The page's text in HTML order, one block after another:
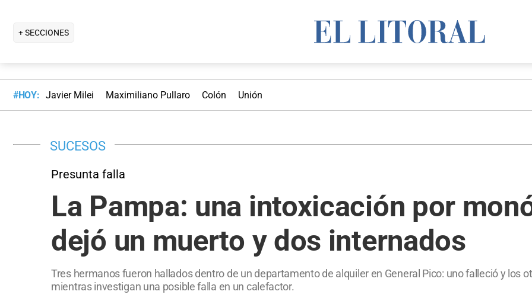
+ SECCIONES
#HOY: Javier Milei Maximiliano Pullaro Colón Unión
SUCESOS
Presunta falla
La Pampa: una intoxicación por
dejó un muerto y dos internados
Tres hermanos fueron hallados dentro de un departamento de alquiler en General Pico: uno falleció y los
mientras investigan una posible falla en un calefactor.